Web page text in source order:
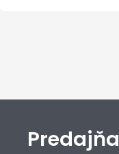
Predajňa